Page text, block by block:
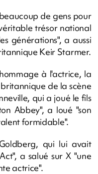
de gens pour
trésor national
générations", a aussi
Keir Starmer.
à l'actrice, la
de la scène
qui a joué le fils
Abbey", a loué "son
formidable".
qui lui avait
a salué sur X "une
actrice".